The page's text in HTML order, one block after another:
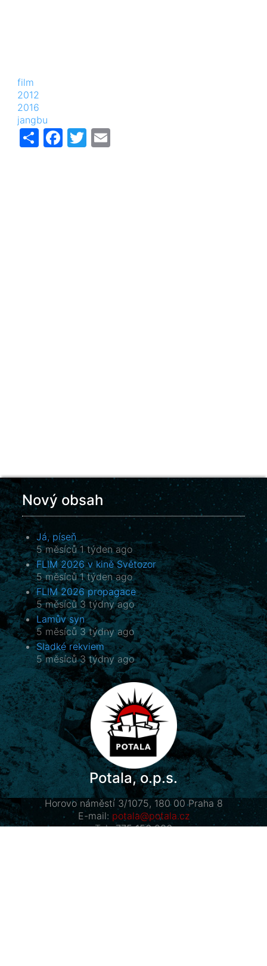
film
2012
2016
jangbu
ShareFacebook
Twitter
Potala, o.p.s.
Horovo náměstí 3/1075, 180 00 Praha 8
E-mail: potala@potala.cz
Tel.:775 156 886
Nový obsah
Já, píseň
5 měsíců 1 týden ago
FLIM 2026 v kině Světozor
5 měsíců 1 týden ago
FLIM 2026 propagace
5 měsíců 3 týdny ago
Lamův syn
5 měsíců 3 týdny ago
Sladké rekviem
5 měsíců 3 týdny ago